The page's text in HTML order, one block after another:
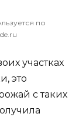
по
участках
это
с таких